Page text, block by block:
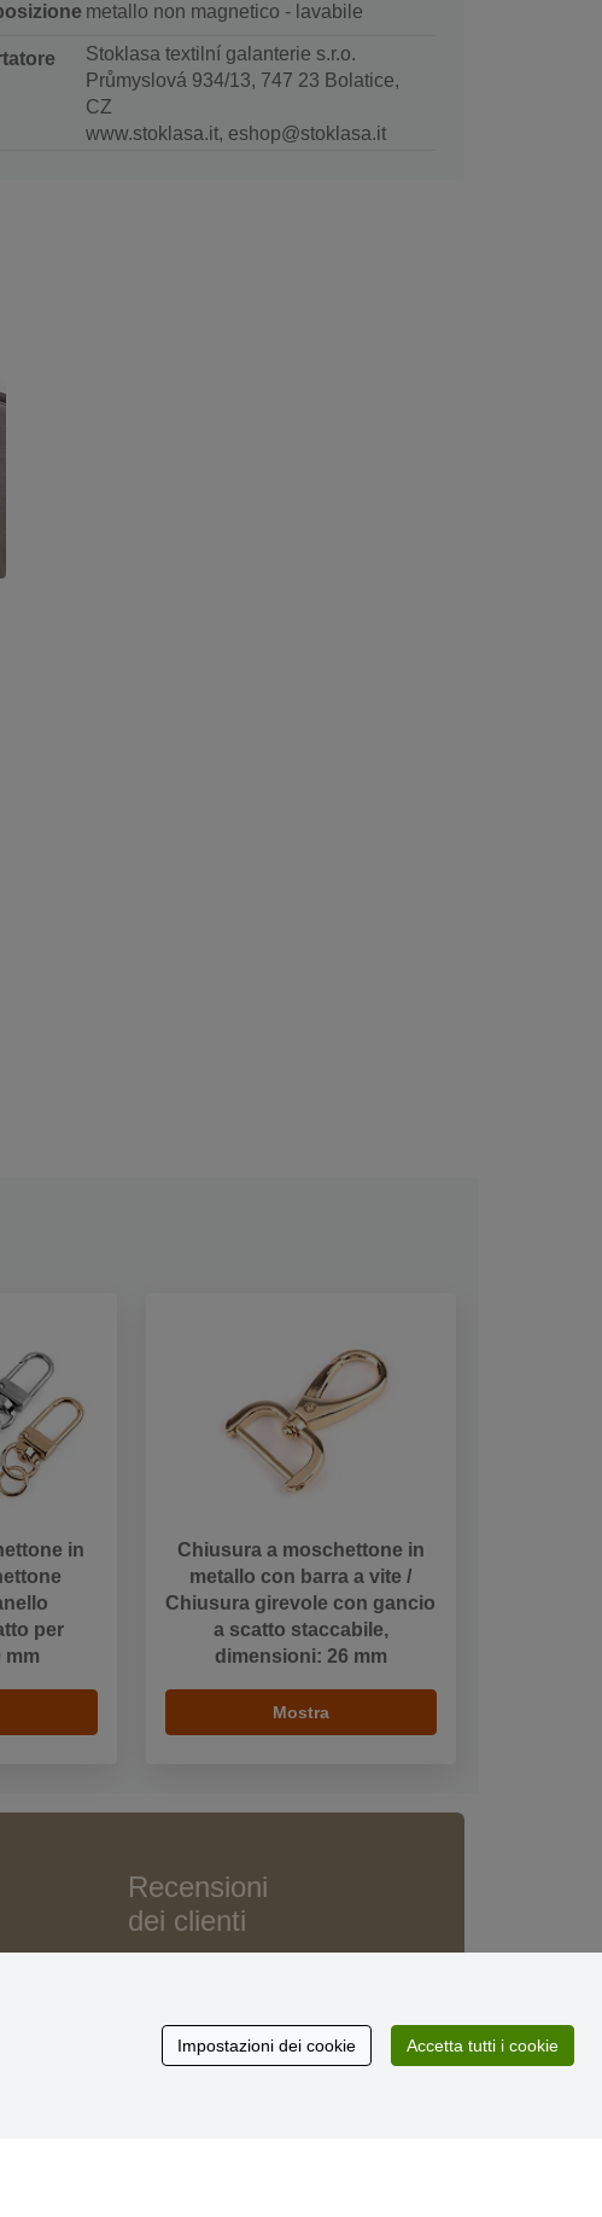
metallo non magnetico - lavabile
Stoklasa textilní galanterie s.r.o.
Průmyslová 934/13, 747 23 Bolatice,
CZ
www.stoklasa.it, eshop@stoklasa.it
in
per
mm
Chiusura a moschettone in
metallo con barra a vite /
Chiusura girevole con gancio
a scatto staccabile,
dimensioni: 26 mm
Mostra
Recensioni
dei clienti
Impostazioni dei cookie Accetta tutti i cookie